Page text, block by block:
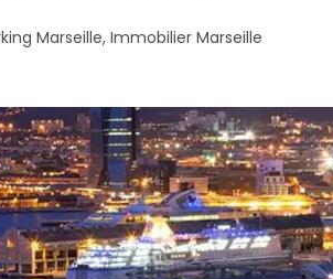
Marseille, Immobilier Marseille